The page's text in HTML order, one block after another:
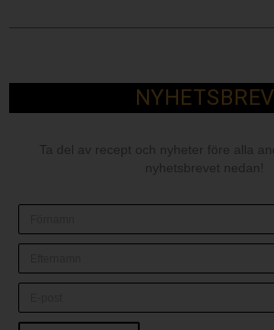
NYHETSBREV
Ta del av recept och nyheter före alla
nyhetsbrevet nedan!